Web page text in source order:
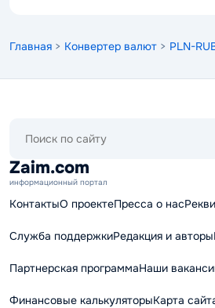
Главная > Конвертер валют > PLN-
сайту
Zaim.com
информационный портал
КонтактыО проектеПресса о нас
Служба поддержкиРедакция и авторы
Партнерская программаНаши
Финансовые калькуляторыКарта